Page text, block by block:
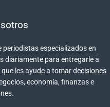
especializados en
diariamente para entregarle a
les ayude a tomar decisiones
economía, finanzas e